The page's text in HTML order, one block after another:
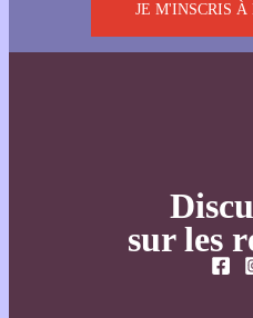
JE M'INSCRIS
sur les